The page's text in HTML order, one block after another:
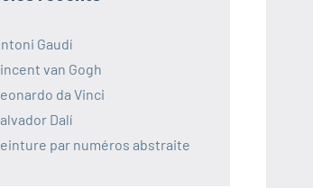
Gaudí
van Gogh
da Vinci
Dalí
par numéros abstraite